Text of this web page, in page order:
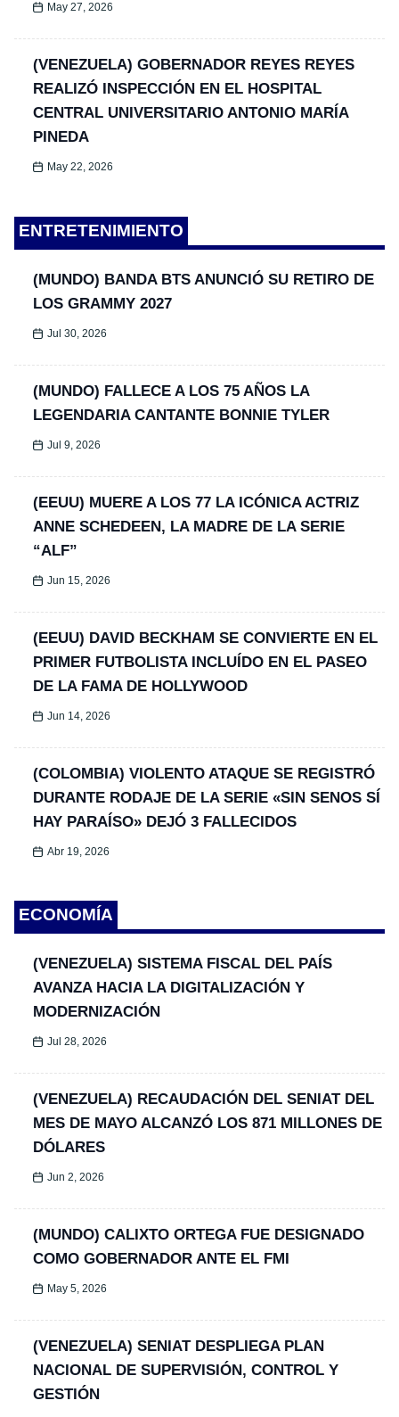
May 27, 2026
(VENEZUELA) GOBERNADOR REYES REYES
REALIZÓ INSPECCIÓN EN EL HOSPITAL
CENTRAL UNIVERSITARIO ANTONIO MARÍA
PINEDA
May 22, 2026
ENTRETENIMIENTO
(MUNDO) BANDA BTS ANUNCIÓ SU RETIRO DE
LOS GRAMMY 2027
Jul 30, 2026
(MUNDO) FALLECE A LOS 75 AÑOS LA
LEGENDARIA CANTANTE BONNIE TYLER
Jul 9, 2026
(EEUU) MUERE A LOS 77 LA ICÓNICA ACTRIZ
ANNE SCHEDEEN, LA MADRE DE LA SERIE
“ALF”
Jun 15, 2026
(EEUU) DAVID BECKHAM SE CONVIERTE EN EL
PRIMER FUTBOLISTA INCLUÍDO EN EL PASEO
DE LA FAMA DE HOLLYWOOD
Jun 14, 2026
(COLOMBIA) VIOLENTO ATAQUE SE REGISTRÓ
DURANTE RODAJE DE LA SERIE «SIN SENOS SÍ
HAY PARAÍSO» DEJÓ 3 FALLECIDOS
Abr 19, 2026
ECONOMÍA
(VENEZUELA) SISTEMA FISCAL DEL PAÍS
AVANZA HACIA LA DIGITALIZACIÓN Y
MODERNIZACIÓN
Jul 28, 2026
(VENEZUELA) RECAUDACIÓN DEL SENIAT DEL
MES DE MAYO ALCANZÓ LOS 871 MILLONES DE
DÓLARES
Jun 2, 2026
(MUNDO) CALIXTO ORTEGA FUE DESIGNADO
COMO GOBERNADOR ANTE EL FMI
May 5, 2026
(VENEZUELA) SENIAT DESPLIEGA PLAN
NACIONAL DE SUPERVISIÓN, CONTROL Y
GESTIÓN